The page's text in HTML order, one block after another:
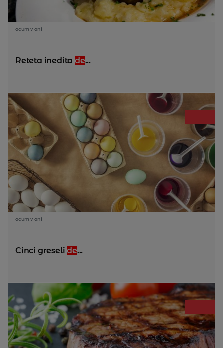
acum 7 ani
Reteta ineditade...
acum 7 ani
Cinci greselide...